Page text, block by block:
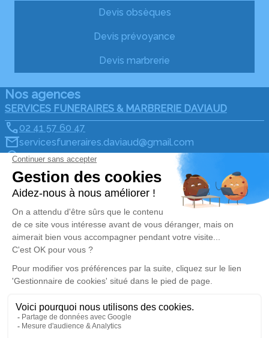
Devis obsèques
Devis prévoyance
Devis marbrerie
Nos agences
SERVICES FUNERAIRES & MARBRERIE DAVIAUD
02 41 57 60 47
servicesfuneraires.daviaud@gmail.com
34 Rue du Vieux Pont - 49290 - Chalonnes-sur-Loire
5/5 - 5 avis
Pompes Funèbres Marbrerie Daviaud
02 57 54 72 91
pf.daviaud@gmail.com
12, Rue du Grand Moulin - 49170 - Saint-Georges-sur-
4.9/5 - 79 avis
Mentions légales
Politique de traitement des données personnelles